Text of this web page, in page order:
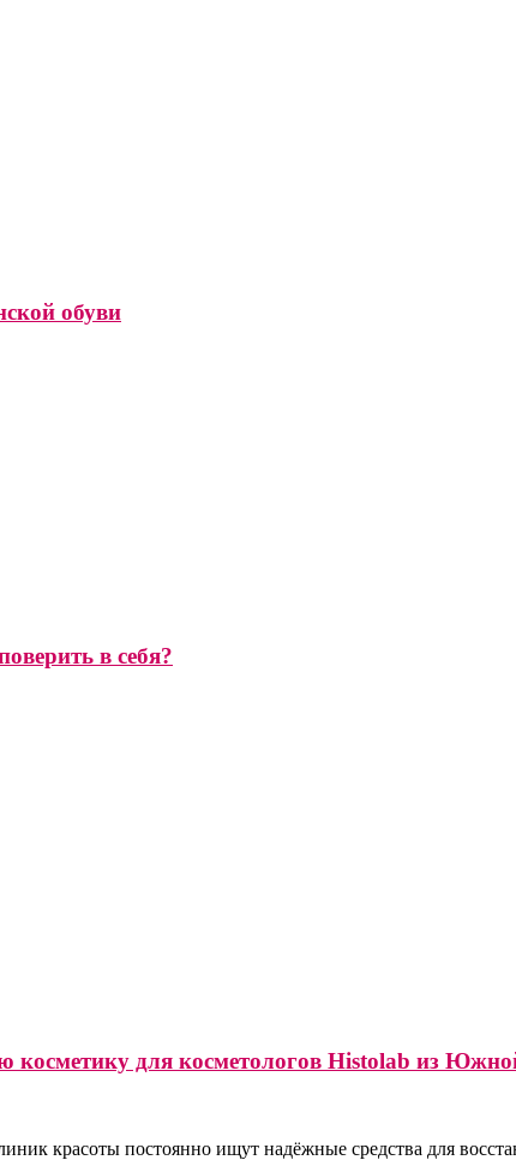
обуви
в себя?
косметику для косметологов Histolab из
красоты постоянно ищут надёжные средства для